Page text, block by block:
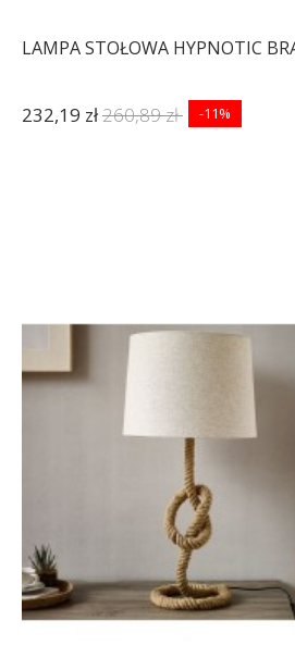
LAMPA STOŁOWA HYPNOTIC
232,19 zł260,89 zł -11%